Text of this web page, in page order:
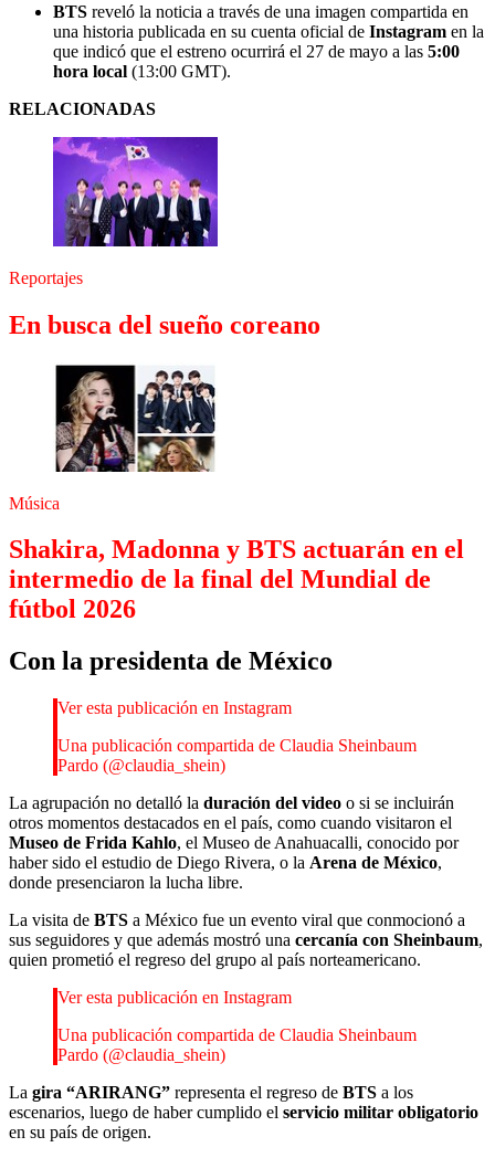
BTS reveló la noticia a través de una imagen compartida en
una historia publicada en su cuenta oficial de Instagram en la
que indicó que el estreno ocurrirá el 27 de mayo a las 5:00
hora local (13:00 GMT).
RELACIONADAS
Reportajes
En busca del sueño coreano
Música
Shakira, Madonna y BTS actuarán en el
intermedio de la final del Mundial de
fútbol 2026
Con la presidenta de México
Ver esta publicación en Instagram
Una publicación compartida de Claudia Sheinbaum
Pardo (@claudia_shein)
La agrupación no detalló la duración del video o si se incluirán
otros momentos destacados en el país, como cuando visitaron el
Museo de Frida Kahlo, el Museo de Anahuacalli, conocido por
haber sido el estudio de Diego Rivera, o la Arena de México,
donde presenciaron la lucha libre.
La visita de BTS a México fue un evento viral que conmocionó a
sus seguidores y que además mostró una cercanía con Sheinbaum,
quien prometió el regreso del grupo al país norteamericano.
Ver esta publicación en Instagram
Una publicación compartida de Claudia Sheinbaum
Pardo (@claudia_shein)
La gira “ARIRANG” representa el regreso de BTS a los
escenarios, luego de haber cumplido el servicio militar obligatorio
en su país de origen.